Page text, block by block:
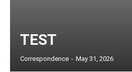
TEST
Correspondence - May 31, 2026